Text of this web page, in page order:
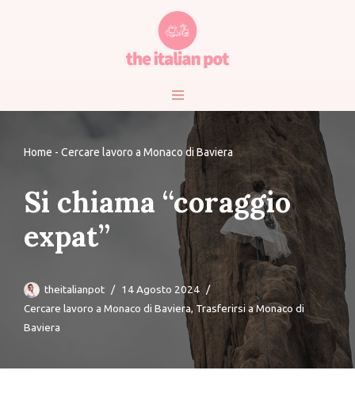
Home - Cercare lavoro a Monaco di Baviera
Si chiama “coraggio
expat”
theitalianpot
14 Agosto 2024
Cercare lavoro a Monaco di Baviera,Trasferirsi a Monaco di
Baviera